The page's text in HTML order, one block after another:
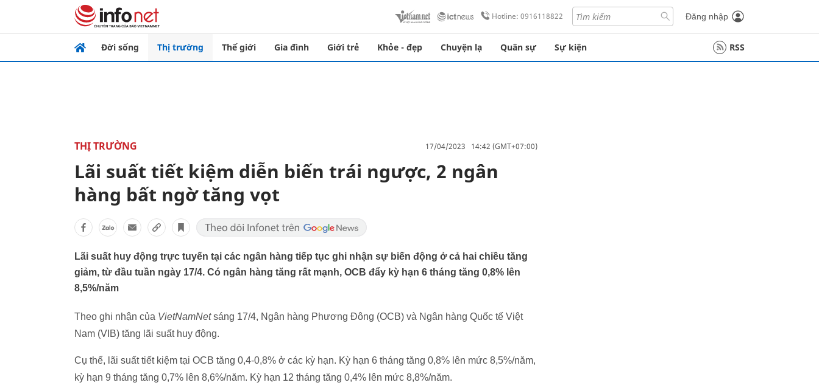
Hotline: 0916118822 Đăng nhập
Đời sống Thị trường Thế giới Gia đình Giới trẻ Khỏe - đẹp Chuyện lạ Quân sự Sự kiện RSS
THỊ TRƯỜNG 17/04/2023 14:42 (GMT+07:00)
Lãi suất tiết kiệm diễn biến trái ngược, 2 ngân
hàng bất ngờ tăng vọt
Lãi suất huy động trực tuyến tại các ngân hàng tiếp tục ghi nhận sự biến động ở cả hai chiều tăng
giảm, từ đầu tuần ngày 17/4. Có ngân hàng tăng rất mạnh, OCB đẩy kỳ hạn 6 tháng tăng 0,8% lên
8,5%/năm
Theo ghi nhận của VietNamNetsáng 17/4, Ngân hàng Phương Đông (OCB) và Ngân hàng Quốc tế Việt
Nam (VIB) tăng lãi suất huy động.
Cụ thể, lãi suất tiết kiệm tại OCB tăng 0,4-0,8% ở các kỳ hạn. Kỳ hạn 6 tháng tăng 0,8% lên mức 8,5%/năm,
kỳ hạn 9 tháng tăng 0,7% lên 8,6%/năm. Kỳ hạn 12 tháng tăng 0,4% lên mức 8,8%/năm.